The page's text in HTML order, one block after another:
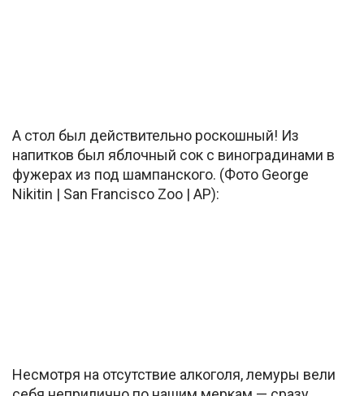
А стол был действительно роскошный! Из
напитков был яблочный сок с виноградинами в
фужерах из под шампанского. (Фото George
Nikitin | San Francisco Zoo | AP):
Несмотря на отсутствие алкоголя, лемуры вели